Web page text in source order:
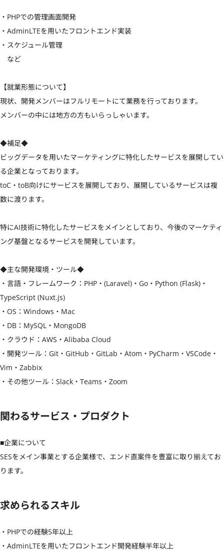
・PHPでの管理画面開発
・AdminLTEを用いたフロントエンド実装
・スケジュール管理
など
【就業形態について】
現状、開発メンバーはフルリモートにて業務を行っております。
メンバーの中には地方の方もいらっしゃいます。
◆補足◆
ビッグデータを用いたマーケティングに特化したサービスを展開してい
る企業となっております。
toC・toB向けにサービスを展開しており、展開しているサービスは複
数に渡ります。
特にAI技術に特化したサービスをメインとしており、今後のマーケティ
ング基盤となるサービスを開発しています。
◆主な開発環境・ツール◆
・言語・フレームワーク：PHP・(Laravel)・Go・Python (Flask)・
TypeScript (Nuxt.js)
・OS：Windows・Mac
・DB：MySQL・MongoDB
・クラウド：AWS・Alibaba Cloud
・開発ツール：Git・GitHub・GitLab・Atom・PyCharm・VSCode・
Vim・Zabbix
・その他ツール：Slack・Teams・Zoom
関わるサービス・プロダクト
■企業について
SESをメイン事業とする企業様で、エンド直案件を豊富に取り揃えてお
ります。
求められるスキル
・PHPでの経験5年以上
・AdminLTEを用いたフロントエンド開発経験半年以上